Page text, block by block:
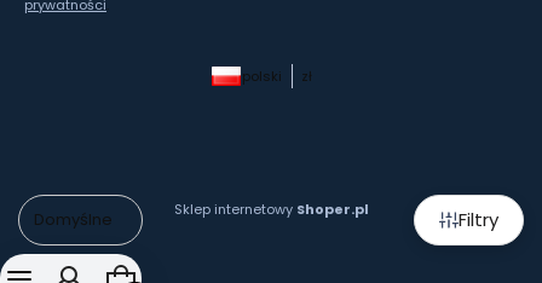
Filtry
Domyślne
prywatności
polski zł
Sklep internetowy Shoper.pl